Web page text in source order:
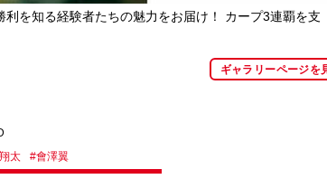
を知る経験者たちの魅力をお届け！ カープ3連覇を支
ギャラリーページを
太 #會澤翼